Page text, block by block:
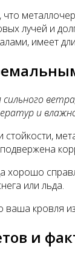
лучей и
имеет
и
стойкости,
хорошо
или льда.
кровля
и